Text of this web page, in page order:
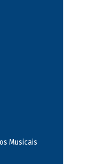
Musicais